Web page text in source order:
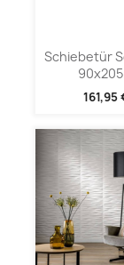
Schiebetür
161,95